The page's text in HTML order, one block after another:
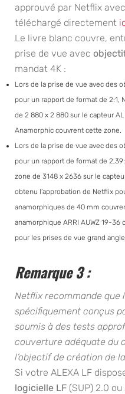
approuvé par Netflix
téléchargé directement
Le livre blanc couvre,
prise de vue avec
mandat 4K :
Lors de la prise de vue avec des
pour un rapport de format de 2:1,
de 2 880 x 2 880 sur le capteur
Anamorphic couvrent cette zone.
Lors de la prise de vue avec des
pour un rapport de format de
zone de 3148 x 2636 sur le
obtenu l’approbation de Netflix
anamorphiques de 40 mm
anamorphique ARRI AUWZ 19-
pour les prises de vue grand angle.
Remarque 3:
Netflix recommande que
spécifiquement conçus
soumis à des tests
couverture adéquate du
l’objectif de création de
Si votre ALEXA LF
logicielle LF (SUP) 2.0